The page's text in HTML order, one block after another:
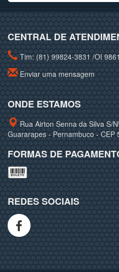
CENTRAL DE
Tim: (81) 99824-3831 /OI
Enviar uma mensagem
ONDE ESTAMOS
Rua Airton Senna da Silva S/
Guararapes - Pernambuco - CEP
FORMAS DE
REDES SOCIAIS